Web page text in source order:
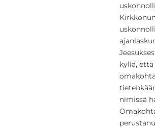
kyllä,
nimissä